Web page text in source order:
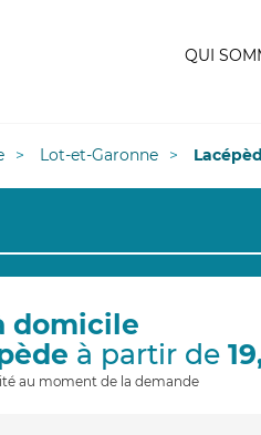
QUI
Lot-et-Garonne
domicile
à partir de
au moment de la demande